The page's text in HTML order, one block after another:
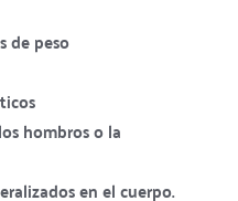
de peso
hombros o la
en el cuerpo.